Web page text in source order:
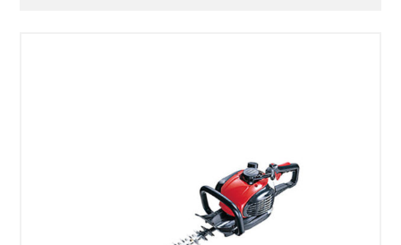
SÉLECTIONNEZ LES DATES
VOIR LE PRODUIT